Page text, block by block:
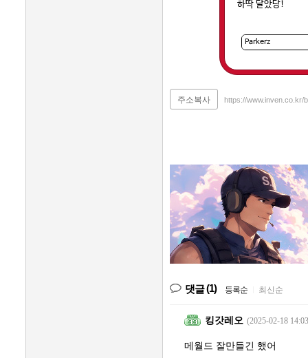
하딱 달았당!
주소복사 https://www.inven.co.kr/
댓글(1) 등록순 최신순
킹갓레오 (2025-02-18
메월드 잘만들긴 했어